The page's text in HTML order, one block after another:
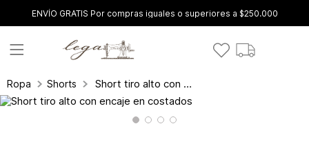
ENVÍO GRATIS Por compras iguales o superiores a $250.000
Ropa Shorts Short tiro alto con encaje en costados